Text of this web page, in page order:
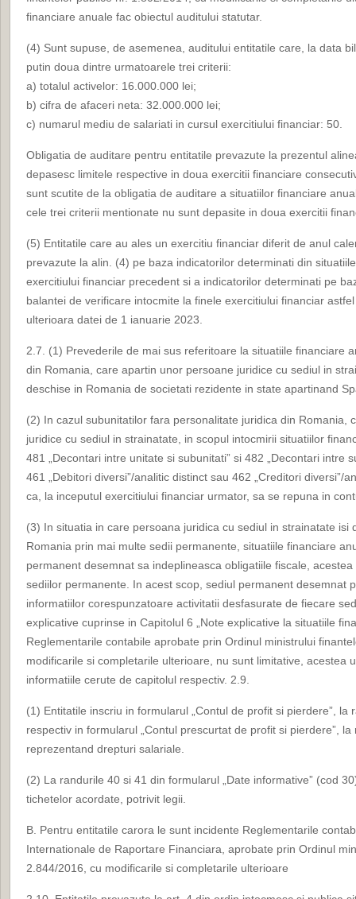
financiare anuale fac obiectul auditului statutar.
(4) Sunt supuse, de asemenea, auditului entitatile care, la data
putin doua dintre urmatoarele trei criterii:
a) totalul activelor: 16.000.000 lei;
b) cifra de afaceri neta: 32.000.000 lei;
c) numarul mediu de salariati in cursul exercitiului financiar: 50.
Obligatia de auditare pentru entitatile prevazute la prezentul
depasesc limitele respective in doua exercitii financiare
sunt scutite de la obligatia de auditare a situatiilor financiare
cele trei criterii mentionate nu sunt depasite in doua exercitii
(5) Entitatile care au ales un exercitiu financiar diferit de anul
prevazute la alin. (4) pe baza indicatorilor determinati din
exercitiului financiar precedent si a indicatorilor determinati pe
balantei de verificare intocmite la finele exercitiului financiar
ulterioara datei de 1 ianuarie 2023.
2.7. (1) Prevederile de mai sus referitoare la situatiile financiare
din Romania, care apartin unor persoane juridice cu sediul in
deschise in Romania de societati rezidente in state apartinand
(2) In cazul subunitatilor fara personalitate juridica din Romania,
juridice cu sediul in strainatate, in scopul intocmirii situatiilor
481 „Decontari intre unitate si subunitati” si 482 „Decontari intre
461 „Debitori diversi”/analitic distinct sau 462 „Creditori diversi”/
ca, la inceputul exercitiului financiar urmator, sa se repuna in
(3) In situatia in care persoana juridica cu sediul in strainatate isi
Romania prin mai multe sedii permanente, situatiile financiare
permanent desemnat sa indeplineasca obligatiile fiscale,
sediilor permanente. In acest scop, sediul permanent desemnat
informatiilor corespunzatoare activitatii desfasurate de fiecare
explicative cuprinse in Capitolul 6 „Note explicative la situatiile
Reglementarile contabile aprobate prin Ordinul ministrului
modificarile si completarile ulterioare, nu sunt limitative, acestea
informatiile cerute de capitolul respectiv. 2.9.
(1) Entitatile inscriu in formularul „Contul de profit si pierdere”, la
respectiv in formularul „Contul prescurtat de profit si pierdere”,
reprezentand drepturi salariale.
(2) La randurile 40 si 41 din formularul „Date informative” (cod
tichetelor acordate, potrivit legii.
B. Pentru entitatile carora le sunt incidente Reglementarile
Internationale de Raportare Financiara, aprobate prin Ordinul
2.844/2016, cu modificarile si completarile ulterioare